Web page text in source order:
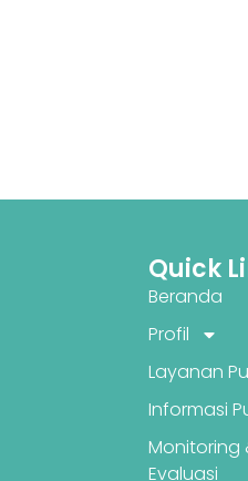
Quick
Beranda
Profil
Layanan
Informasi
Monitoring
Evaluasi